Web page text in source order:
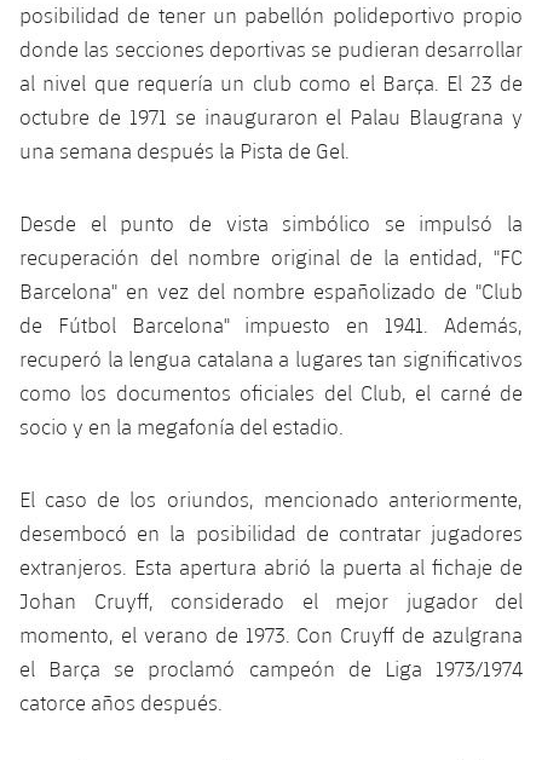
posibilidad de tener un pabellón polideportivo propio
donde las secciones deportivas se pudieran desarrollar
al nivel que requería un club como el Barça. El 23 de
octubre de 1971 se inauguraron el Palau Blaugrana y
una semana después la Pista de Gel.
Desde el punto de vista simbólico se impulsó la
recuperación del nombre original de la entidad, "FC
Barcelona" en vez del nombre españolizado de "Club
de Fútbol Barcelona" impuesto en 1941. Además,
recuperó la lengua catalana a lugares tan significativos
como los documentos oficiales del Club, el carné de
socio y en la megafonía del estadio.
El caso de los oriundos, mencionado anteriormente,
desembocó en la posibilidad de contratar jugadores
extranjeros. Esta apertura abrió la puerta al fichaje de
Johan Cruyff, considerado el mejor jugador del
momento, el verano de 1973. Con Cruyff de azulgrana
el Barça se proclamó campeón de Liga 1973/1974
catorce años después.